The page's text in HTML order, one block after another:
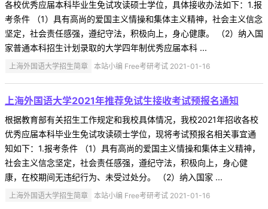
各校优秀应届本科毕业生免试攻读硕士学位，具体接收办法如下：1.报
考条件 （1）具有高尚的爱国主义情操和集体主义精神，社会主义信念
坚定，社会责任感强，遵纪守法，积极向上，身心健康。 （2）纳入国
家普通本科招生计划录取的大学四年制优秀应届本科 ...
上海外国语大学招生简章 本站小编 Free考研考试 2021-01-16
上海外国语大学2021年推荐免试生接收考试预报名通知
根据教育部有关招生工作规定和我校具体情况，我校2021年招收各校
优秀应届本科毕业生免试攻读硕士学位，现将考试预报名相关事宜通
知如下：1.报考条件 （1）具有高尚的爱国主义情操和集体主义精神，
社会主义信念坚定，社会责任感强，遵纪守法，积极向上，身心健
康，在校期间无违纪行为、未受过处分。 （2）纳入国家 ...
上海外国语大学招生简章 本站小编 Free考研考试 2021-01-16